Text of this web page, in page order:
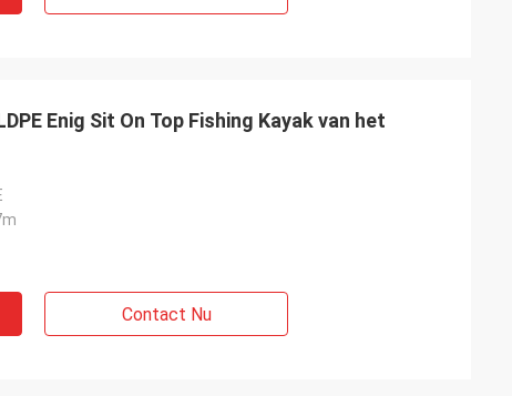
Enig Sit On Top Fishing Kayak van het
Contact Nu